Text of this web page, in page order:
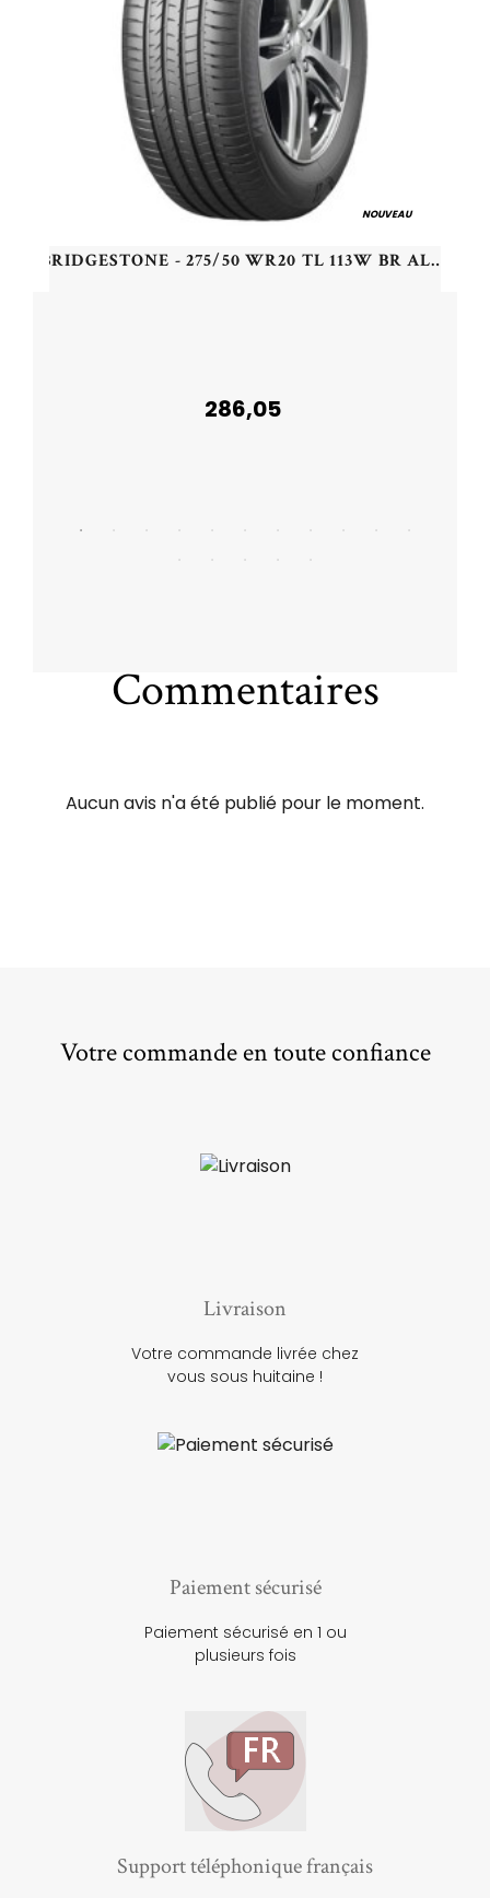
NOUVEAU
BRIDGESTONE - 275/50 WR20 TL 113W BR ALENZA 001 * XL RFT - 2755020 - BBB
286,05
Commentaires
Aucun avis n'a été publié pour le moment.
Votre commande en toute confiance
Livraison
Votre commande livrée chez
vous sous huitaine !
Paiement sécurisé
Paiement sécurisé en 1 ou
plusieurs fois
Support téléphonique français